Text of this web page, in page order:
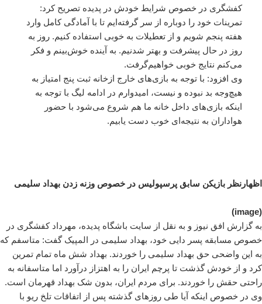
کفشگری در خصوص شرایط خودش در پدیده تصریح کرد:
تمرینات خود را دوباره از سر گرفته‌ایم تا با آمادگی کامل وارد
هفته پنجم شویم و از تعطیلات به خوبی استفاده کنیم. روز به
روز در حال پیشرفت و بهتر شدنیم. به آینده خوش‌بینم و فکر
می‌کنم نتایج خوبی خواهیم‌گرفت.
وی افزود: با توجه به بازی‌های خارج ازخانه ثبت پنج امتیاز به
هیچ‌وجه بد نبوده و نیست، امیدوارم در ادامه لیگ با توجه به
اینکه بازی‌های داخل خانه ما هم شروع می‌شود با حضور
هواداران به نتیجه‌ای خوب دست یابیم.
اظهارنظر بازیکن سابق پرسپولیس در خصوص وزنه زدن بهداد سلیمی
(image)
به گزارش افق نیوز و به نقل از سایت باشگاه پدیده، مهرداد کفشگری در
خصوص مسابقه پسر دایی خود، بهداد سلیمی در المپیک گفت: متاسفم که
به این واضحی حق بهداد سلیمی را خوردند. بهداد شش ماه تمام تمرین
کرد و از خودش گذشت تا پرچم ایران را به اهتزاز درآورد اما متاسفانه به
راحتی حقش را خوردند. برای مردم ایران، بدون شک بهداد قهرمان است.
وی در خصوص اینکه آیا طی روزهای گذشته پس از اتفاقات تلخ ریو با